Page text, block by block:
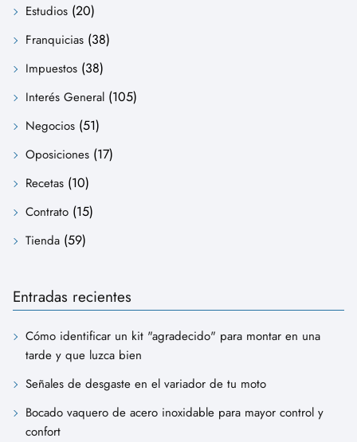
Estudios (20)
Franquicias (38)
Impuestos (38)
Interés General (105)
Negocios (51)
Oposiciones (17)
Recetas (10)
Contrato (15)
Tienda (59)
Entradas recientes
Cómo identificar un kit "agradecido" para montar en una
tarde y que luzca bien
Señales de desgaste en el variador de tu moto
Bocado vaquero de acero inoxidable para mayor control y
confort